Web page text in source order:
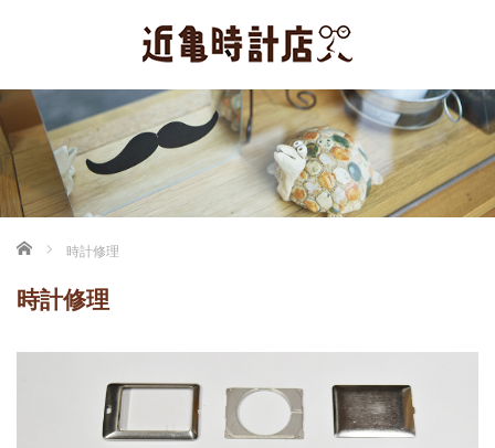
ホーム 時計修理
時計修理